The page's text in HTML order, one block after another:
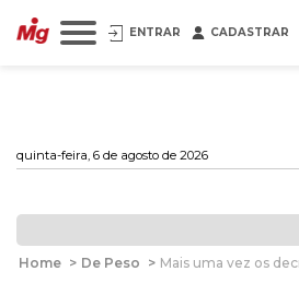
ENTRAR CADASTRAR
quinta-feira, 6 de agosto de 2026
Home > De Peso > Mais uma vez os